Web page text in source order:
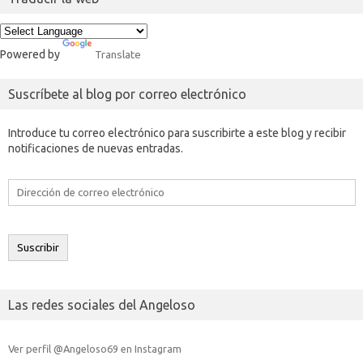
Powered by Translate
Suscríbete al blog por correo electrónico
Introduce tu correo electrónico para suscribirte a este blog y recibir
notificaciones de nuevas entradas.
Dirección
electrónico
Suscribir
Las redes sociales del Angeloso
Ver perfil @Angeloso69 en Instagram